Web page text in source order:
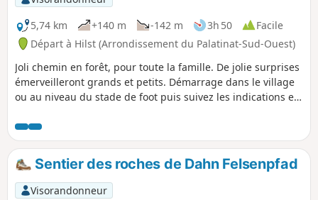
ne serait-ce que des ruines d'un ancien
château-fort ... il n'en subsiste plus rien mais
la vraie beauté du site est constituée par les
rochers arborant de magnifiques
couleurs.La dénomination française est
probablement issue d'un excellente
stratégie de marketing car ce site n'est
colorados provençaux (Rustrel ou
Roussillon). On pourrait plus facilement le
comparer, hormis quelques belles couleurs,
à la Petite Suisse Luxembourgeoise.Le site
mérite toutefois une petite visite et même le
5,74 km
+140 m -142 m 3h 50
Facile
Départ à Hilst (Arrondissement du Palatinat-Sud-Ouest)
Joli chemin en forêt, pour toute la famille. De jolie surprises
émerveilleront grands et petits. Démarrage dans le village
ou au niveau du stade de foot puis suivez les indications et
Sentier des roches de Dahn Felsenpfad
Visorandonneur